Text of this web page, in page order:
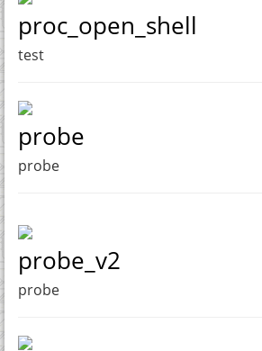
proc_open_shell
test
probe
probe
probe_v2
probe